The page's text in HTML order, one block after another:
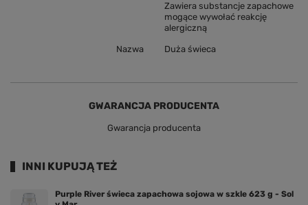
Zawiera substancje zapachowe
mogące wywołać reakcję
alergiczną
Nazwa Duża świeca
GWARANCJA PRODUCENTA
Gwarancja producenta
INNI KUPUJĄ TEŻ
Purple River świeca zapachowa sojowa w szkle 623 g - Sol